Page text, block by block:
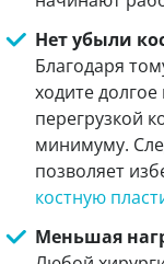
Нет убыли
Благодаря
ходите
перегрузкой
минимуму.
позволяет
костную
Меньшая